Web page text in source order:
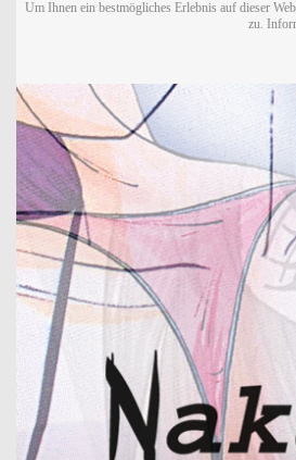
Um Ihnen ein bestmögliches Erlebnis auf dieser
zu.